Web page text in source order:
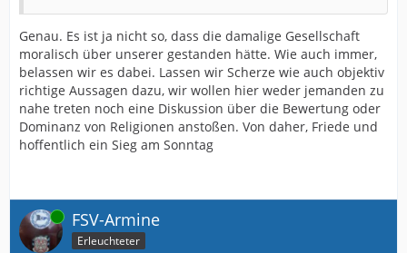
Genau. Es ist ja nicht so, dass die damalige Gesellschaft
moralisch über unserer gestanden hätte. Wie auch immer,
belassen wir es dabei. Lassen wir Scherze wie auch objektiv
richtige Aussagen dazu, wir wollen hier weder jemanden zu
nahe treten noch eine Diskussion über die Bewertung oder
Dominanz von Religionen anstoßen. Von daher, Friede und
hoffentlich ein Sieg am Sonntag
Online FSV-Armine
Erleuchteter